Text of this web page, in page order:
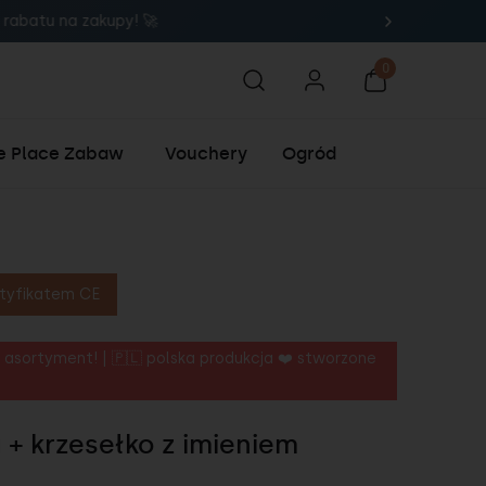
Place Zabaw Vouchery Ogród
CE
asortyment! | 🇵🇱 polska produkcja ❤️ stworzone
krzesełko z imieniem